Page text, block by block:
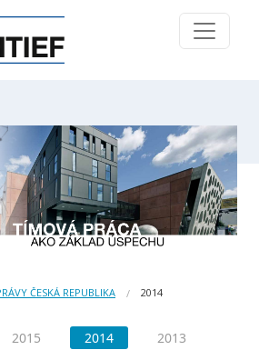
ČESKÁ REPUBLIKA 2014
2015 2014
2013